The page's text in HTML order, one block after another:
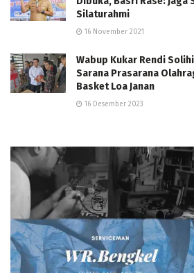
Silaturahmi
16 November 2021
Wabup Kukar Rendi
Sarana Prasarana
Basket Loa Janan
16 Desember 2023